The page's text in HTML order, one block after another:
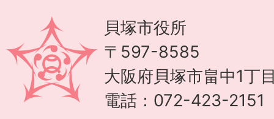
貝塚市役所
〒597-8585
大阪府貝塚市畠中1丁
電話：072-423-2151